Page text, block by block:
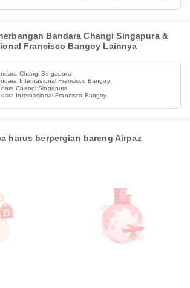
Bandara Changi Singapura &
Francisco Bangoy Lainnya
Changi Singapura
Internasional Francisco Bangoy
Changi Singapura
Internasional Francisco Bangoy
harus berpergian bareng Airpaz